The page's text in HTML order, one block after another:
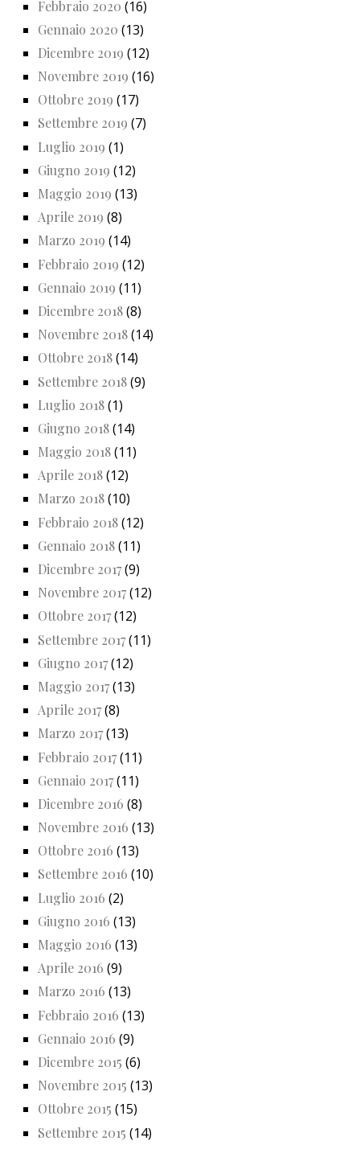
Febbraio 2020 (16)
Gennaio 2020 (13)
Dicembre 2019 (12)
Novembre 2019 (16)
Ottobre 2019 (17)
Settembre 2019 (7)
Luglio 2019 (1)
Giugno 2019 (12)
Maggio 2019 (13)
Aprile 2019 (8)
Marzo 2019 (14)
Febbraio 2019 (12)
Gennaio 2019 (11)
Dicembre 2018(8)
Novembre 2018(14)
Ottobre 2018(14)
Settembre 2018(9)
Luglio 2018(1)
Giugno 2018(14)
Maggio 2018(11)
Aprile 2018(12)
Marzo 2018(10)
Febbraio 2018(12)
Gennaio 2018(11)
Dicembre 2017(9)
Novembre 2017(12)
Ottobre 2017(12)
Settembre 2017(11)
Giugno 2017(12)
Maggio 2017(13)
Aprile 2017(8)
Marzo 2017(13)
Febbraio 2017(11)
Gennaio 2017(11)
Dicembre 2016 (8)
Novembre 2016 (13)
Ottobre 2016 (13)
Settembre 2016 (10)
Luglio 2016 (2)
Giugno 2016 (13)
Maggio 2016 (13)
Aprile 2016 (9)
Marzo 2016 (13)
Febbraio 2016 (13)
Gennaio 2016 (9)
Dicembre 2015 (6)
Novembre 2015 (13)
Ottobre 2015 (15)
Settembre 2015 (14)